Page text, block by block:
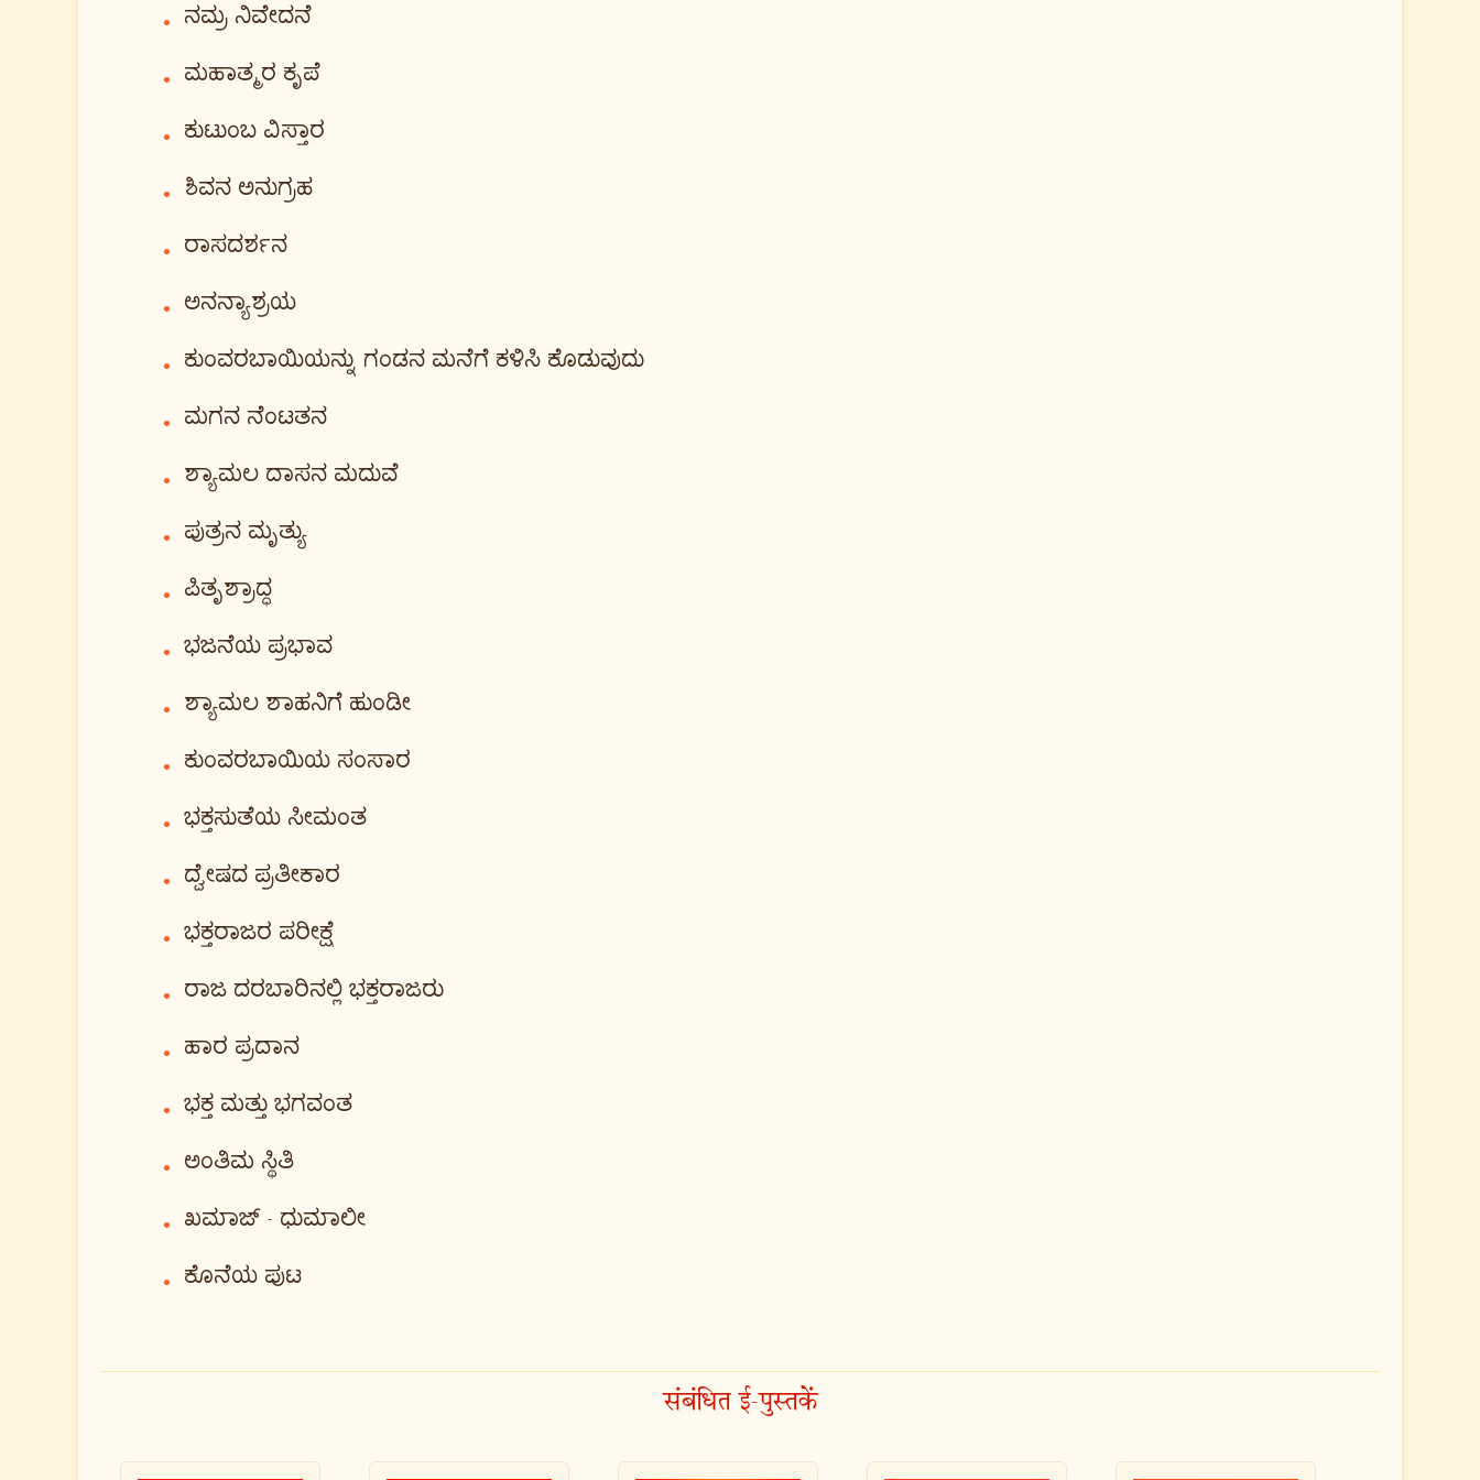
• ನಮ್ರ ನಿವೇದನೆ
• ಮಹಾತ್ಮರ ಕೃಪೆ
• ಕುಟುಂಬ ವಿಸ್ತಾರ
• ಶಿವನ ಅನುಗ್ರಹ
• ರಾಸದರ್ಶನ
• ಅನನ್ಯಾಶ್ರಯ
• ಕುಂವರಬಾಯಿಯನ್ನು ಗಂಡನ ಮನೆಗೆ ಕಳಿಸಿ ಕೊಡುವುದು
• ಮಗನ ನೆಂಟತನ
• ಶ್ಯಾಮಲ ದಾಸನ ಮದುವೆ
• ಪುತ್ರನ ಮೃತ್ಯು
• ಪಿತೃಶ್ರಾದ್ಧ
• ಭಜನೆಯ ಪ್ರಭಾವ
• ಶ್ಯಾಮಲ ಶಾಹನಿಗೆ ಹುಂಡೀ
• ಕುಂವರಬಾಯಿಯ ಸಂಸಾರ
• ಭಕ್ತಸುತೆಯ ಸೀಮಂತ
• ದ್ವೇಷದ ಪ್ರತೀಕಾರ
• ಭಕ್ತರಾಜರ ಪರೀಕ್ಷೆ
• ರಾಜ ದರಬಾರಿನಲ್ಲಿ ಭಕ್ತರಾಜರು
• ಹಾರ ಪ್ರದಾನ
• ಭಕ್ತ ಮತ್ತು ಭಗವಂತ
• ಅಂತಿಮ ಸ್ಥಿತಿ
• ಖಮಾಜ್ - ಧುಮಾಲೀ
• ಕೊನೆಯ ಪುಟ
संबंधित ई-पुस्तकें